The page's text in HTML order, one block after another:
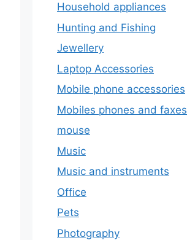
Household appliances
Hunting and Fishing
Jewellery
Laptop Accessories
Mobile phone accessories
Mobiles phones and faxes
mouse
Music
Music and instruments
Office
Pets
Photography